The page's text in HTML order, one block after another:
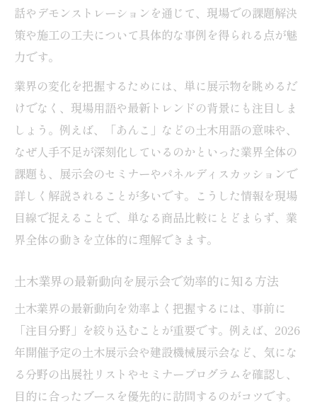
土木展示会で注目すべき技術革新のポイン
情報
土木展示会で体感できる建設DXの最新潮流
とは
現場課題を掘り下げる展示会での学び方
土木展示会で現場課題を深く理解する質問
術
土木業界の課題解決に役立つ展示会の歩き
土木現場の実情を展示会で掴む情報収集の
工夫
土木展示会で現場の困りごとを効率的に整
理する
土木分野の課題と解決策を展示会で学ぶコ
ツ
話やデモンストレーションを通じて、現場での課題解決
策や施工の工夫について具体的な事例を得られる点が魅
力です。
業界の変化を把握するためには、単に展示物を眺めるだ
けでなく、現場用語や最新トレンドの背景にも注目しま
しょう。例えば、「あんこ」などの土木用語の意味や、
なぜ人手不足が深刻化しているのかといった業界全体の
課題も、展示会のセミナーやパネルディスカッションで
詳しく解説されることが多いです。こうした情報を現場
目線で捉えることで、単なる商品比較にとどまらず、業
界全体の動きを立体的に理解できます。
土木業界の最新動向を展示会で効率的に知る方法
土木業界の最新動向を効率よく把握するには、事前に
「注目分野」を絞り込むことが重要です。例えば、2026
年開催予定の土木展示会や建設機械展示会など、気にな
る分野の出展社リストやセミナープログラムを確認し、
目的に合ったブースを優先的に訪問するのがコツです。